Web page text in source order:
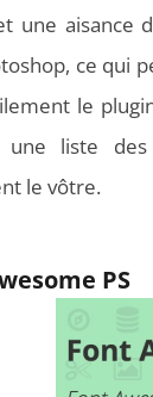
une aisance
ce qui
le
une liste
le vôtre.
PS